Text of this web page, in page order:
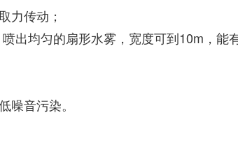
力传动；
出均匀的扇形水雾，宽度可到10m，能
音污染。